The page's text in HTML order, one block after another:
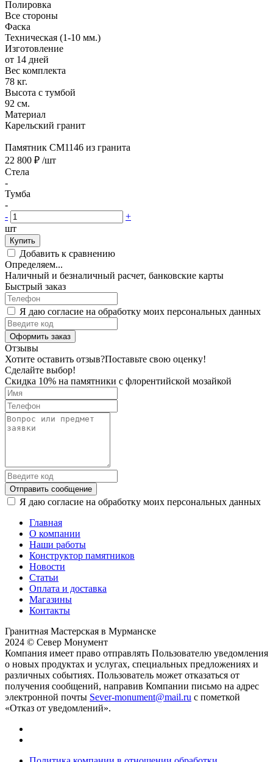
Полировка
Все стороны
Фаска
Техническая (1-10 мм.)
Изготовление
от 14 дней
Вес комплекта
78 кг.
Высота с тумбой
92 см.
Материал
Карельский гранит
Памятник CM1146 из гранита
22 800 ₽ /шт
Стела
-
Тумба
-
-
+
шт
Купить
Добавить к сравнению
Определяем...
Наличный и безналичный расчет, банковские карты
Быстрый заказ
Я даю согласие на обработку моих персональных данных
Оформить заказ
Отзывы
Хотите оставить отзыв?Поставьте свою оценку!
Сделайте выбор!
Скидка 10% на памятники с флорентийской мозайкой
Отправить сообщение
Я даю согласие на обработку моих персональных данных
Главная
О компании
Наши работы
Конструктор памятников
Новости
Статьи
Оплата и доставка
Магазины
Контакты
Гранитная Мастерская в Мурманске
2024 © Север Монумент
Компания имеет право отправлять Пользователю уведомления
о новых продуктах и услугах, специальных предложениях и
различных событиях. Пользователь может отказаться от
получения сообщений, направив Компании письмо на адрес
электронной почты Sever-monument@mail.ru с пометкой
«Отказ от уведомлений».